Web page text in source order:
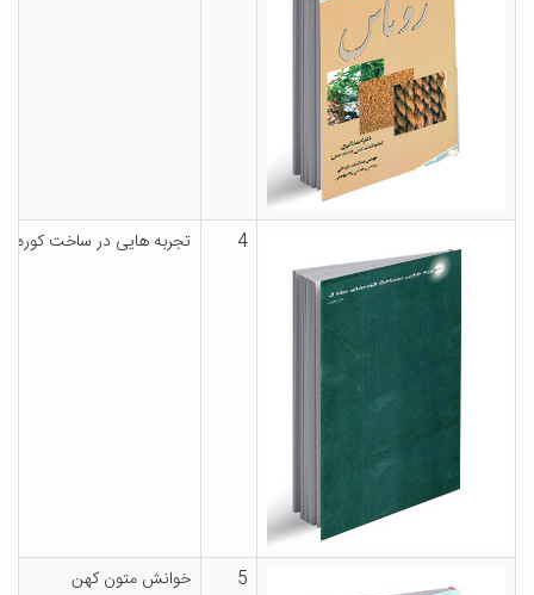
4 تجربه هایی در ساخت کوره
5 خوانش متون کهن